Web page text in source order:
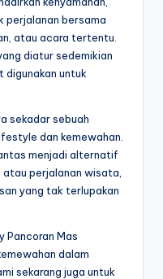
perjalanan bersama
atau acara tertentu.
diatur sedemikian
digunakan untuk
sekadar sebuah
dan kemewahan.
menjadi alternatif
perjalanan wisata,
yang tak terlupakan
Pancoran Mas
dalam
sekarang juga untuk